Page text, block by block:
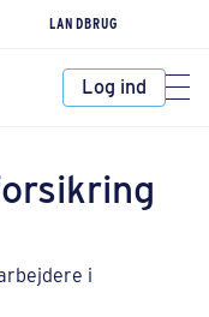
LANDBRUG
Log ind
i